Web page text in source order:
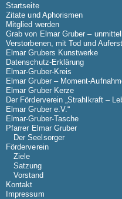
Startseite
Zitate und Aphorismen
Mitglied werden
Grab von Elmar Gruber –
Verstorbenen, mit Tod und
Elmar Grubers Kunstwerke
Datenschutz-Erklärung
Elmar-Gruber-Kreis
Elmar Gruber – Moment-
Elmar Gruber Kerze
Der Förderverein „Strahlkraft –
Elmar Gruber e.V.“
Elmar-Gruber-Tasche
Pfarrer Elmar Gruber
Der Seelsorger
Förderverein
Ziele
Satzung
Vorstand
Kontakt
Impressum